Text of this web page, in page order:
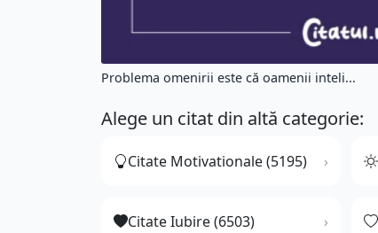
Problema omenirii este că oamenii inteli...
Alege un citat din altă categorie:
Citate Motivationale (5195)
Citate Iubire (6503)